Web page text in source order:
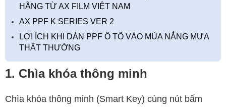
HÃNG TỪ AX FILM VIỆT NAM
AX PPF K SERIES VER 2
LỢI ÍCH KHI DÁN PPF Ô TÔ VÀO MÙA NẮNG MƯA
THẤT THƯỜNG
1. Chìa khóa thông minh
Chìa khóa thông minh (Smart Key) cùng nút bấm